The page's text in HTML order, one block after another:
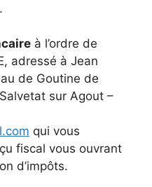
à l’ordre de
adressé à Jean
de Goutine de
sur Agout –
qui vous
fiscal vous ouvrant
d’impôts.